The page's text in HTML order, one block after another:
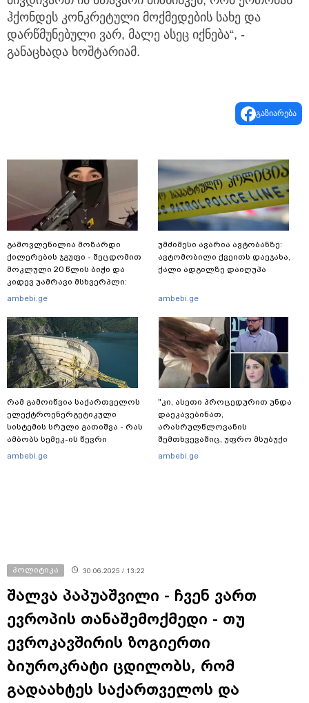
ჰქონდეს კონკრეტული მოქმედების სახე და
დარწმუნებული ვარ, მალე ასეც იქნება“, -
განაცხადა ხოშტარიამ.
გაზიარება
გამოვლენილია მოზარდი
ქილერების ჯგუფი - შეცდომით
მოკლული 20 წლის ბიჭი და
კიდევ უამრავი მსხვერპლი:
რომელ ქვეყნამდე მივიდა
სპეცოპერაციის შემდეგ
ambebi.ge
რამ გამოიწვია საქართველოს
ელექტროენერგეტიკული
სისტემის სრული გათიშვა - რას
ამბობს სემეკ-ის წევრი
ambebi.ge
უმძიმესი ავარია ავტობანზე:
ავტომობილი ქვეითს დაეჯახა,
ქალი ადგილზე დაიღუპა
ambebi.ge
"კი, ასეთი პროცედურით უნდა
დაეკავებინათ,
არასრულწლოვანის
შემთხვევაშიც, უფრო მსუბუქი
ვარიანტი ძნელი
ambebi.ge
პოლიტიკა 30.06.2025 / 13:22
შალვა პაპუაშვილი - ჩვენ ვართ
ევროპის თანაშემოქმედი - თუ
ევროკავშირის ზოგიერთი
ბიუროკრატი ცდილობს, რომ
გადაახტეს საქართველოს და